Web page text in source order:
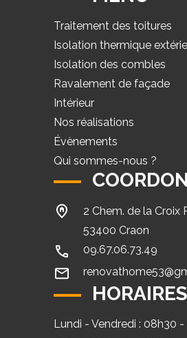
Traitement des toitures
Isolation thermique
Isolation des combles
Ravalement de façade
Intérieur
Nos réalisations
Évènements
Qui sommes-nous ?
2 Chem. de la Croix
53400 Craon
09.67.06.73.49
HORAIRES
Lundi - Vendredi : 08h30